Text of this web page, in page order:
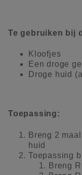
Te gebruiken bij
Kloofjes
Een droge
Droge huid
Toepassing:
Breng 2
huid
Toepassing
Breng